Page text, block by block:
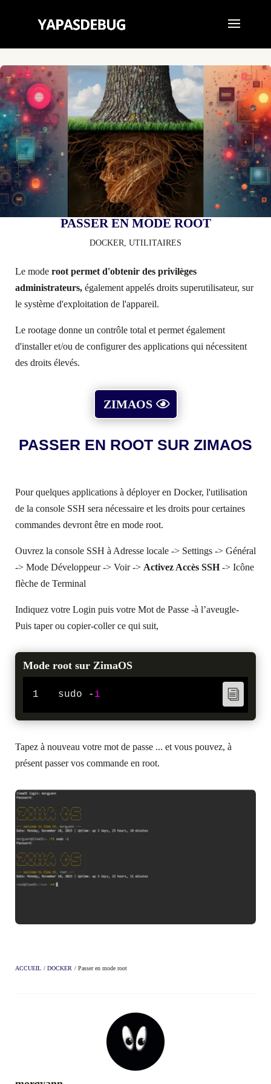
PASSER EN MODE ROOT
DOCKER, UTILITAIRES
Le mode root permet d'obtenir des privilèges
administrateurs, également appelés droits superutilisateur, sur
le système d'exploitation de l'appareil.
Le rootage donne un contrôle total et permet également
d'installer et/ou de configurer des applications qui nécessitent
des droits élevés.
ZIMAOS
PASSER EN ROOT SUR ZIMAOS
Pour quelques applications à déployer en Docker, l'utilisation
de la console SSH sera nécessaire et les droits pour certaines
commandes devront être en mode root.
Ouvrez la console SSH à Adresse locale -> Settings -> Général
-> Mode Développeur -> Voir -> Activez Accès SSH-> Icône
flèche de Terminal
Indiquez votre Login puis votre Mot de Passe -à l’aveugle-
Puis taper ou copier-coller ce qui suit,
Mode root sur ZimaOS
1 sudo - i
Tapez à nouveau votre mot de passe ... et vous pouvez, à
présent passer vos commande en root.
ACCUEIL / DOCKER / Passer en mode root